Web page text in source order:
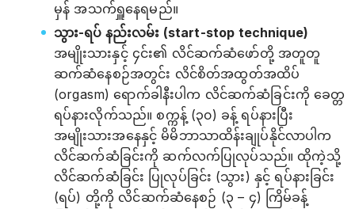
မှန် အသက်ရှူနေရမည်။
သွား-ရပ် နည်းလမ်း (start-stop technique)
အမျိုးသားနှင့် ၄င်း၏ လိင်ဆက်ဆံဖော်တို့ အတူတူ
ဆက်ဆံနေစဉ်အတွင်း လိင်စိတ်အထွတ်အထိပ်
(orgasm) ရောက်ခါနီးပါက လိင်ဆက်ဆံခြင်းကို ခေတ္တ
ရပ်နားလိုက်သည်။ စက္ကန့် (၃၀) ခန့် ရပ်နားပြီး
အမျိုးသားအနေနှင့် မိမိဘာသာထိန်းချုပ်နိုင်လာပါက
လိင်ဆက်ဆံခြင်းကို ဆက်လက်ပြုလုပ်သည်။ ထိုကဲ့သို့
လိင်ဆက်ဆံခြင်း ပြုလုပ်ခြင်း (သွား) နှင့် ရပ်နားခြင်း
(ရပ်) တို့ကို လိင်ဆက်ဆံနေစဉ် (၃ – ၄) ကြိမ်ခန့်